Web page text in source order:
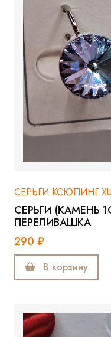
СЕРЬГИ КСЮПИНГ
СЕРЬГИ (КАМЕНЬ
ПЕРЕЛИВАШКА
290 ₽
В корзину